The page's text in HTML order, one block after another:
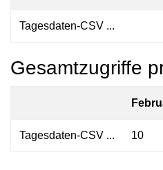
Tagesdaten-CSV ...
Gesamtzugriffe
Tagesdaten-CSV ... 10